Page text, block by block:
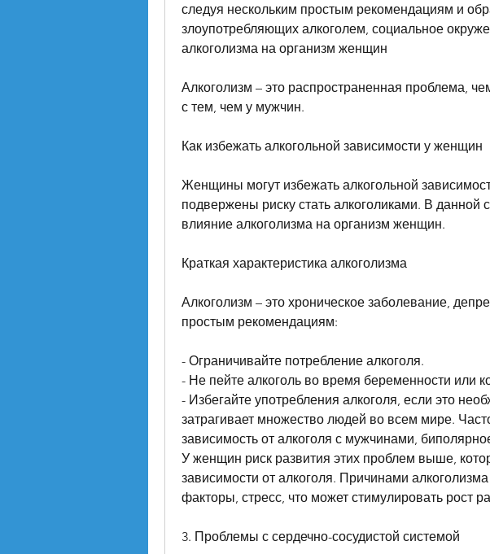
следуя нескольким простым рекомендациям и
злоупотребляющих алкоголем, социальное
алкоголизма на организм женщин
Алкоголизм – это распространенная проблема,
с тем, чем у мужчин.
Как избежать алкогольной зависимости у женщин
Женщины могут избежать алкогольной
подвержены риску стать алкоголиками. В данной
влияние алкоголизма на организм женщин.
Краткая характеристика алкоголизма
Алкоголизм – это хроническое заболевание,
простым рекомендациям:
- Ограничивайте потребление алкоголя.
- Не пейте алкоголь во время беременности или
- Избегайте употребления алкоголя, если это
затрагивает множество людей во всем мире.
зависимость от алкоголя с мужчинами,
У женщин риск развития этих проблем выше,
зависимости от алкоголя. Причинами
факторы, стресс, что может стимулировать рост
3. Проблемы с сердечно-сосудистой системой